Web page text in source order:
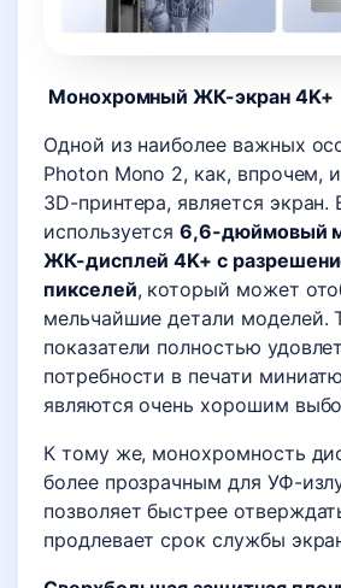
Монохромный ЖК-экран 4K+
Одной из наиболее важных
Photon Mono 2, как, впрочем,
3D-принтера, является экран.
используется6,6-дюймовый
ЖК-дисплей 4K+ с
пикселей, который может
мельчайшие детали моделей.
показатели полностью
потребности в печати
являются очень хорошим
К тому же, монохромность
более прозрачным для УФ-
позволяет быстрее
продлевает срок службы